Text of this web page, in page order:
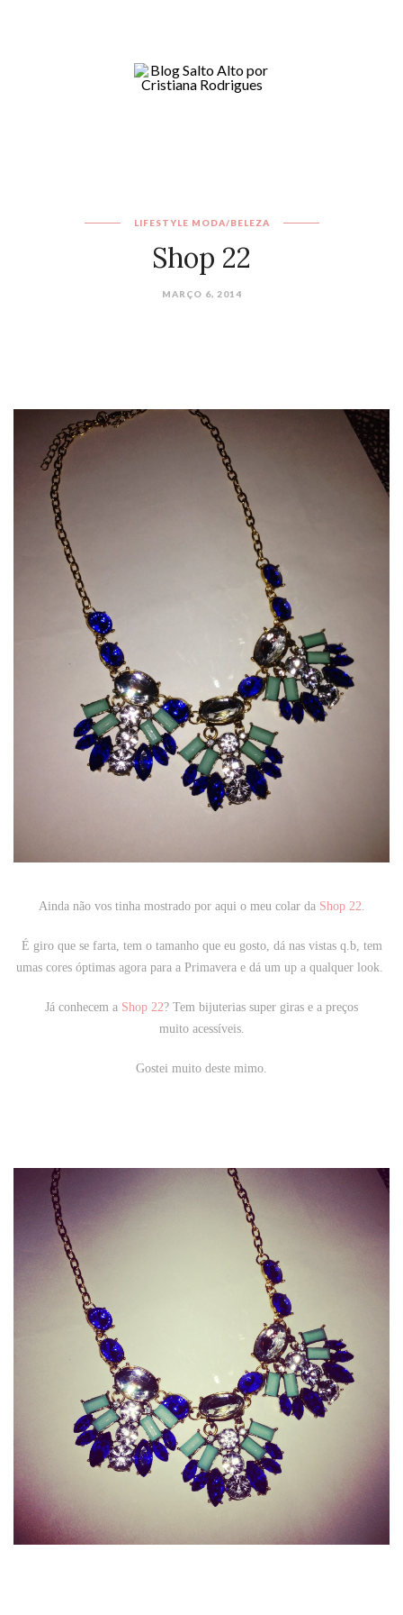
LIFESTYLE MODA/BELEZA
Shop 22
MARÇO 6, 2014
Ainda não vos tinha mostrado por aqui o meu colar da Shop 22
É giro que se farta, tem o tamanho que eu gosto, dá nas vistas q.b, tem
umas cores óptimas agora para a Primavera e dá um up a qualquer look.
Já conhecem a Shop 22? Tem bijuterias super giras e a preços
muito acessíveis.
Gostei muito deste mimo.